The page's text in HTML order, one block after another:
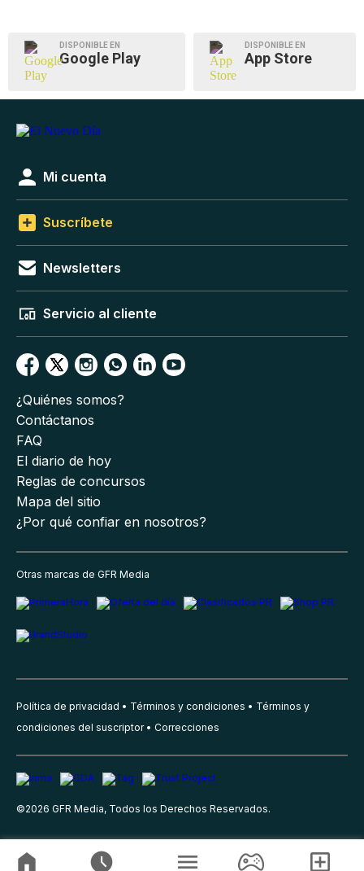
DISPONIBLE EN
Google Play
DISPONIBLE EN
App Store
Mi cuenta
Suscríbete
Newsletters
Servicio al cliente
¿Quiénes somos?
Contáctanos
FAQ
El diario de hoy
Reglas de concursos
Mapa del sitio
¿Por qué confiar en nosotros?
Otras marcas de GFR Media
Política de privacidad Términos y condiciones
Términos y
condiciones del suscriptor
Correcciones
©2026 GFR Media, Todos los Derechos Reservados.